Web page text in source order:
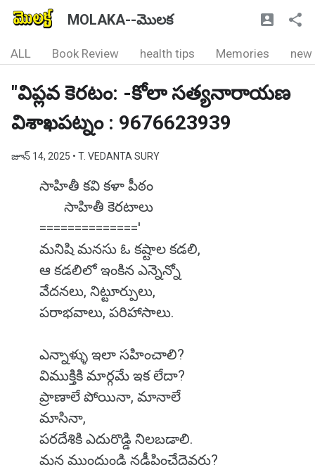
MOLAKA--మొలక
ALL Book Review health tips Memories new
"విప్లవ కెరటం: -కోలా సత్యనారాయణ
విశాఖపట్నం : 9676623939
జూన్ 14, 2025 • T. VEDANTA SURY
సాహితీ కవి కళా పీఠం
సాహితీ కెరటాలు
=============='
మనిషి మనసు ఓ కష్టాల కడలి,
ఆ కడలిలో ఇంకిన ఎన్నెన్నో
వేదనలు, నిట్టూర్పులు,
పరాభవాలు, పరిహాసాలు.
ఎన్నాళ్ళు ఇలా సహించాలి?
విముక్తికి మార్గమే ఇక లేదా?
ప్రాణాలే పోయినా, మానాలే
మాసినా,
పరదేశికి ఎదురొడ్డి నిలబడాలి.
మన ముందుండి నడీపించేదెవరు?